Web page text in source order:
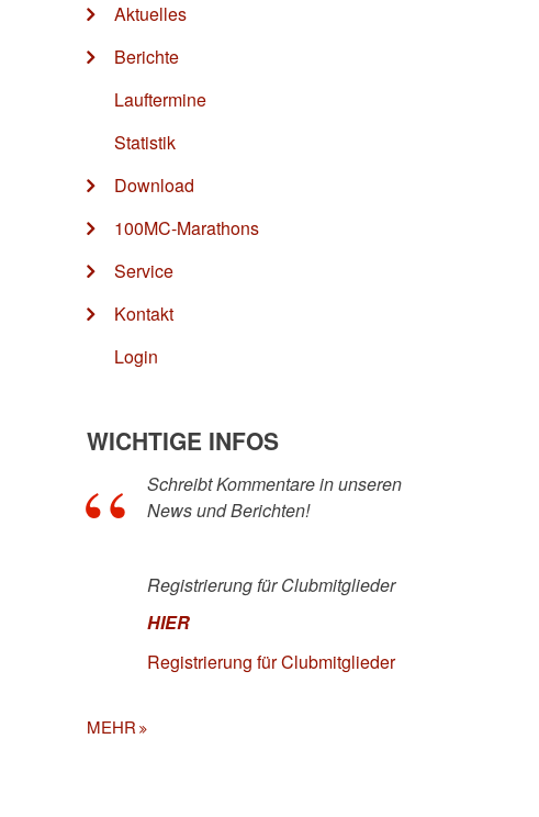
Aktuelles
Berichte
Lauftermine
Statistik
Download
100MC-Marathons
Service
Kontakt
Login
WICHTIGE INFOS
Schreibt Kommentare in unseren
News und Berichten!
Registrierung für Clubmitglieder
HIER
Registrierung für Clubmitglieder
MEHR